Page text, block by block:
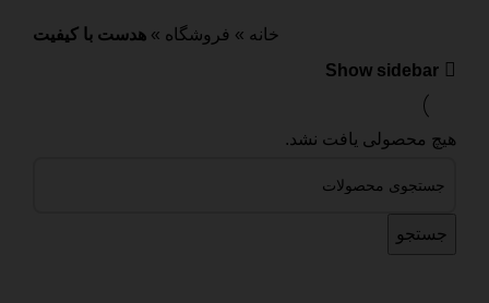
خانه » فروشگاه » هدست با کیفیت
Show sidebar
هیچ محصولی یافت نشد.
جستجو